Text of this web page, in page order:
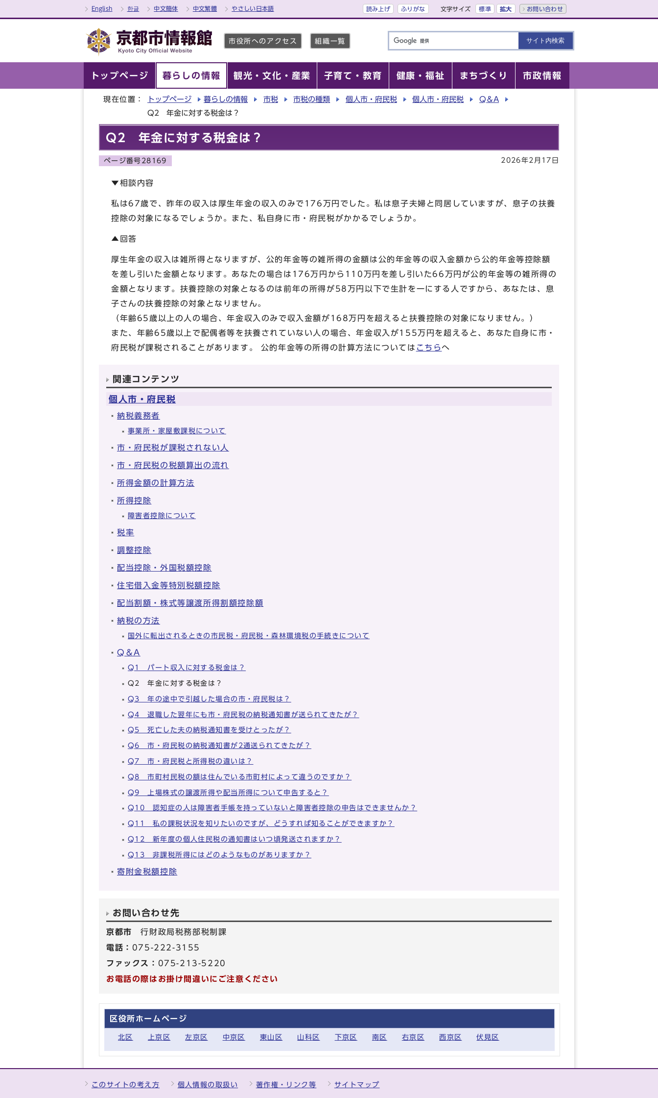
English 한글 中文簡体 中文繁體 やさしい日本語 読み上げ ふりがな 文字サイズ 標準 拡大 お問い合わせ
市役所へのアクセス 組織一覧
トップページ 暮らしの情報 観光・文化・産業 子育て・教育 健康・福祉 まちづくり 市政情報
現在位置： トップページ 暮らしの情報 市税 市税の種類 個人市・府民税 個人市・府民税
Q＆A
Q2 年金に対する税金は？
Q2 年金に対する税金は？
ページ番号28169 2026年2月17日
▼相談内容
私は67歳で、昨年の収入は厚生年金の収入のみで176万円でした。私は息子夫婦と同居していますが、息子の扶養
控除の対象になるでしょうか。また、私自身に市・府民税がかかるでしょうか。
▲回答
厚生年金の収入は雑所得となりますが、公的年金等の雑所得の金額は公的年金等の収入金額から公的年金等控除額
を差し引いた金額となります。あなたの場合は176万円から110万円を差し引いた66万円が公的年金等の雑所得の
金額となります。扶養控除の対象となるのは前年の所得が58万円以下で生計を一にする人ですから、あなたは、息
子さんの扶養控除の対象となりません。
（年齢65歳以上の人の場合、年金収入のみで収入金額が168万円を超えると扶養控除の対象になりません。）
また、年齢65歳以上で配偶者等を扶養されていない人の場合、年金収入が155万円を超えると、あなた自身に市・
府民税が課税されることがあります。 公的年金等の所得の計算方法については こちらへ
関連コンテンツ
個人市・府民税
納税義務者
事業所・家屋敷課税について
市・府民税が課税されない人
市・府民税の税額算出の流れ
所得金額の計算方法
所得控除
障害者控除について
税率
調整控除
配当控除・外国税額控除
住宅借入金等特別税額控除
配当割額・株式等譲渡所得割額控除額
納税の方法
国外に転出されるときの市民税・府民税・森林環境税の手続きについて
Q＆A
Q1 パート収入に対する税金は？
Q2 年金に対する税金は？
Q3 年の途中で引越した場合の市・府民税は？
Q4 退職した翌年にも市・府民税の納税通知書が送られてきたが？
Q5 死亡した夫の納税通知書を受けとったが？
Q6 市・府民税の納税通知書が2通送られてきたが？
Q7 市・府民税と所得税の違いは？
Q8 市町村民税の額は住んでいる市町村によって違うのですか？
Q9 上場株式の譲渡所得や配当所得について申告すると？
Q10 認知症の人は障害者手帳を持っていないと障害者控除の申告はできませんか？
Q11 私の課税状況を知りたいのですが、どうすれば知ることができますか？
Q12 新年度の個人住民税の通知書はいつ頃発送されますか？
Q13 非課税所得にはどのようなものがありますか？
寄附金税額控除
お問い合わせ先
京都市行財政局税務部税制課
電話： 075-222-3155
ファックス： 075-213-5220
お電話の際はお掛け間違いにご注意ください
区役所ホームページ
北区 上京区 左京区 中京区 東山区 山科区 下京区 南区 右京区 西京区 伏見区
このサイトの考え方 個人情報の取扱い 著作権・リンク等 サイトマップ